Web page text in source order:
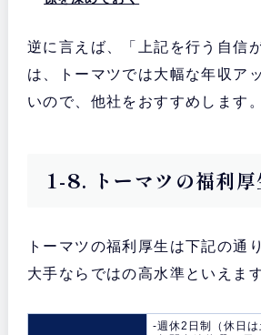
逆に言えば、「上記を行う自信
は、トーマツでは大幅な年収ア
いので、他社をおすすめします。
1-8. トーマツの福利厚
トーマツの福利厚生は下記の通
大手ならではの高水準といえます
-週休2日制（休日は